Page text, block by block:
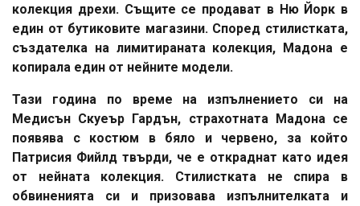
колекция дрехи. Същите се продават в Ню Йорк в
един от бутиковите магазини. Според стилистката,
създателка на лимитираната колекция, Мадона е
копирала един от нейните модели.
Тази година по време на изпълнението си на
Медисън Скуеър Гардън, страхотната Мадона се
появява с костюм в бяло и червено, за който
Патрисия Фийлд твърди, че е откраднат като идея
от нейната колекция. Стилистката не спира в
обвиненията си и призовава изпълнителката и